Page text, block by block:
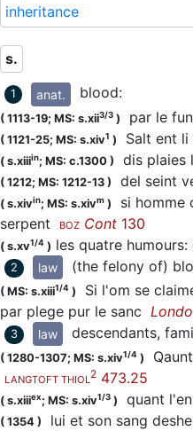
inheritance
s.
1 anat. blood:
( 1113-19; MS: s.xii3/3 ) par le
( 1121-25; MS: s.xiv1 ) Salt ent li
( s.xiiiin; MS: c.1300 ) dis plaies
( 1212; MS: 1212-13 ) del seint
( s.xivin; MS: s.xivm )
si homme
serpent
BOZ Cont 130
( s.xv1/4 ) les quatre
2 law (the felony of)
( MS: s.xiii1/4 )
Si l'om se
par plege pur le sanc
3 law descendants,
( 1280-1307; MS: s.xiv1/4 )
LANGTOFT THIOL 2 473.25
( s.xiiiex; MS: s.xiv1/3 ) quant
( 1354 ) lui et son sang